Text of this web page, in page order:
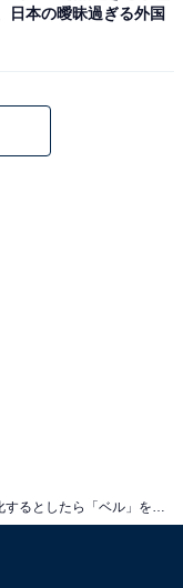
日本の曖昧過ぎる外国